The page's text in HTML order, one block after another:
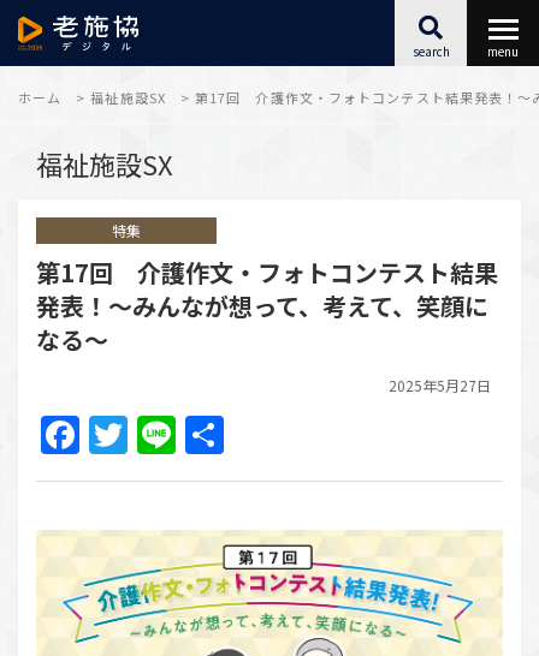
最新情報
福祉施設SX
キャリアアップ
こころとからだ
search menu
ホーム > 福祉施設SX > 第17回 介護作文・フォトコンテスト結果発表！〜
福祉施設SX
特集
第17回 介護作文・フォトコンテスト結果
発表！〜みんなが想って、考えて、笑顔に
なる〜
2025年5月27日
Facebook
Twitter
Line
有